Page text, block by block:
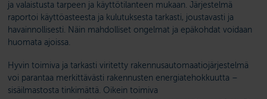
ja valaistusta tarpeen ja käyttötilanteen mukaan. Järjestelmä
raportoi käyttöasteesta ja kulutuksesta tarkasti, joustavasti ja
havainnollisesti. Näin mahdolliset ongelmat ja epäkohdat voidaan
huomata ajoissa.
Hyvin toimiva ja tarkasti viritetty rakennusautomaatiojärjestelmä
voi parantaa merkittävästi rakennusten energiatehokkuutta –
sisäilmastosta tinkimättä. Oikein toimiva